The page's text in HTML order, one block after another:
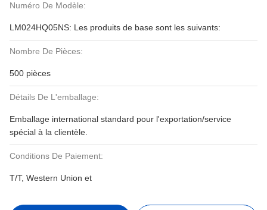
Numéro De Modèle:
LM024HQ05NS: Les produits de base sont les suivants:
Nombre De Pièces:
500 pièces
Détails De L'emballage:
Emballage international standard pour l'exportation/service
spécial à la clientèle.
Conditions De Paiement:
T/T, Western Union et